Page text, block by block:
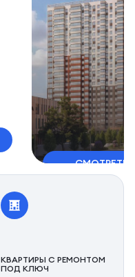
СМОТРЕТЬ
КВАРТИРЫ С РЕМОНТОМ
ПОД КЛЮЧ